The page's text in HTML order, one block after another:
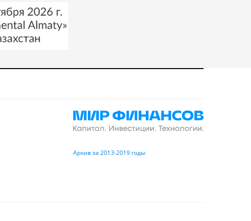
Архив за 2013-2019 годы